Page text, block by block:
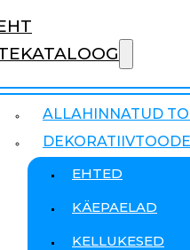
ALLAHINNATUD
EHTED
KÄEPAELAD
KELLUKESED